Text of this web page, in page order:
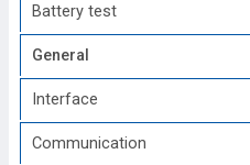
Battery test
General
Interface
Communication